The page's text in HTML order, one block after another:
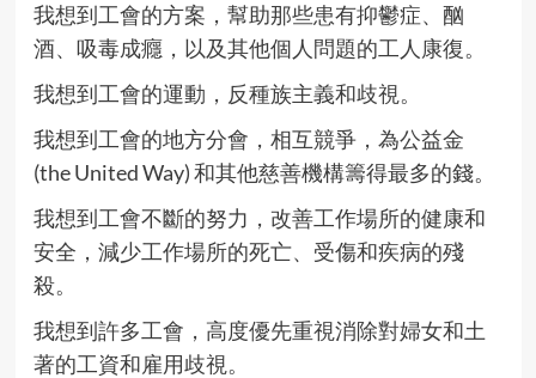
我想到工會的方案，幫助那些患有抑鬱症、酗
酒、吸毒成癮，以及其他個人問題的工人康復。
我想到工會的運動，反種族主義和歧視。
我想到工會的地方分會，相互競爭，為公益金
(the United Way) 和其他慈善機構籌得最多的錢。
我想到工會不斷的努力，改善工作場所的健康和
安全，減少工作場所的死亡、受傷和疾病的殘
殺。
我想到許多工會，高度優先重視消除對婦女和土
著的工資和雇用歧視。